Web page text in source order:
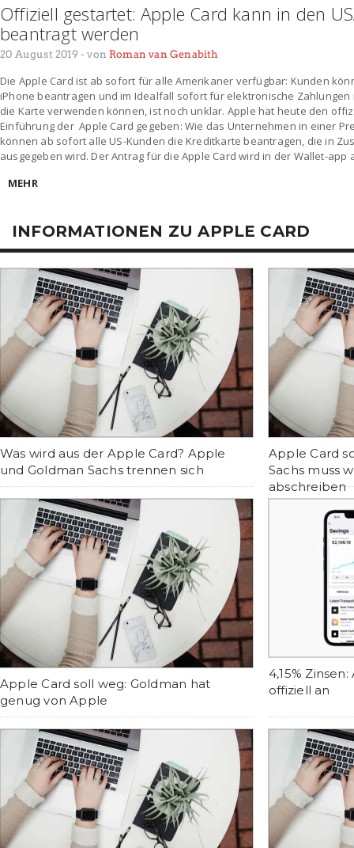
Offiziell gestartet: Apple Card kann in den
beantragt werden
20 August 2019- von Roman van Genabith
Die Apple Card ist ab sofort für alle Amerikaner verfügbar: Kunden
iPhone beantragen und im Idealfall sofort für elektronische Zahlungen
die Karte verwenden können, ist noch unklar. Apple hat heute den
Einführung der Apple Card gegeben: Wie das Unternehmen in einer
können ab sofort alle US-Kunden die Kreditkarte beantragen, die in
ausgegeben wird. Der Antrag für die Apple Card wird in der Wallet-app
MEHR
INFORMATIONEN ZU APPLE CARD
Was wird aus der Apple Card? Apple
und Goldman Sachs trennen sich
Apple Card
Sachs muss
abschreiben
Apple Card soll weg: Goldman hat
genug von Apple
4,15%
offiziell an